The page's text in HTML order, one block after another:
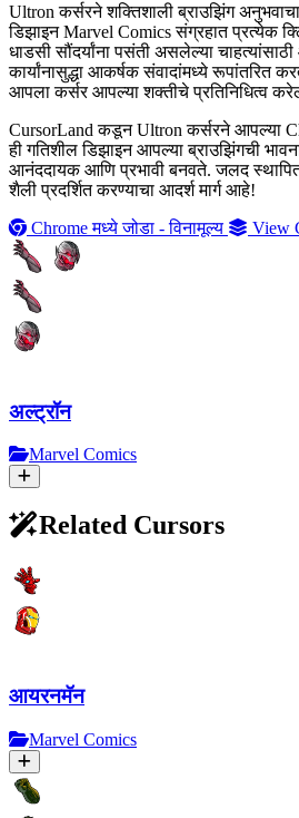
Ultron कर्सरने शक्तिशाली ब्राउझिंग
डिझाइन Marvel Comics संग्रहात प्रत्येक
धाडसी सौंदर्यांना पसंती असलेल्या
कार्यांनासुद्धा आकर्षक संवादांमध्ये रूपांतरित
आपला कर्सर आपल्या शक्तीचे प्रतिनिधित्व
CursorLand कडून Ultron कर्सरने आपल्या
ही गतिशील डिझाइन आपल्या ब्राउझिंगची
आनंददायक आणि प्रभावी बनवते. जलद
शैली प्रदर्शित करण्याचा आदर्श मार्ग आहे!
Chrome मध्ये जोडा - विनामूल्य
View
अल्ट्रॉन
Marvel Comics
Related Cursors
आयरनमॅन
Marvel Comics